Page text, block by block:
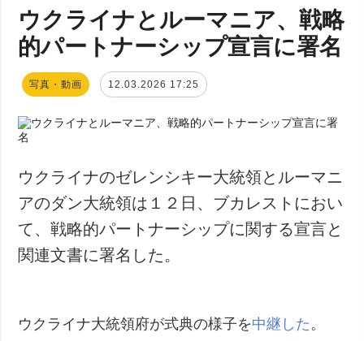
ウクライナとルーマニア、戦略
的パートナーシップ宣言に署名
写真・動画 12.03.2026 17:25
ウクライナのゼレンシキー大統領とルーマニ
アのダン大統領は１２日、ブカレストにおい
て、戦略的パートナーシップに関する宣言と
関連文書に署名した。
ウクライナ大統領府が式典の様子を中継した 。